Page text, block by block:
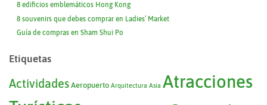
8 edificios emblemáticos Hong Kong
8 souvenirs que debes comprar en Ladies’ Market
Guía de compras en Sham Shui Po
Etiquetas
Actividades Aeropuerto Arquitectura Asia Atracciones